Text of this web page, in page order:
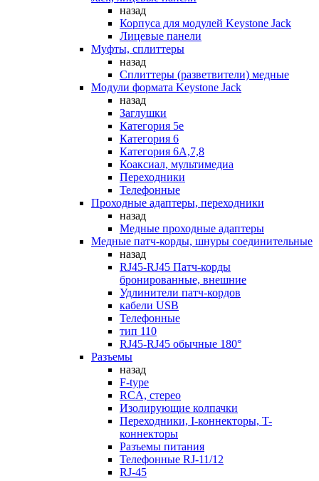
назад
Корпуса для модулей Keystone Jack
Лицевые панели
Муфты, сплиттеры
назад
Сплиттеры (разветвители) медные
Модули формата Keystone Jack
назад
Заглушки
Категория 5е
Категория 6
Категория 6А,7,8
Коаксиал, мультимедиа
Переходники
Телефонные
Проходные адаптеры, переходники
назад
Медные проходные адаптеры
Медные патч-корды, шнуры соединительные
назад
RJ45-RJ45 Патч-корды
бронированные, внешние
Удлинители патч-кордов
кабели USB
Телефонные
тип 110
RJ45-RJ45 обычные 180°
Разъемы
назад
F-type
RCA, стерео
Изолирующие колпачки
Переходники, I-коннекторы, T-
коннекторы
Разъемы питания
Телефонные RJ-11/12
RJ-45